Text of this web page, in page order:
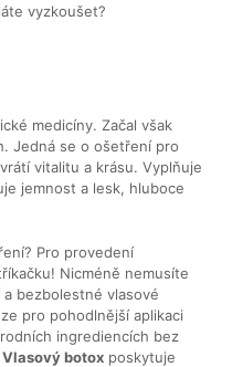
vyzkoušet?
medicíny. Začal však
Jedná se o ošetření pro
vitalitu a krásu. Vyplňuje
jemnost a lesk, hluboce
Pro provedení
Nicméně nemusíte
bezbolestné vlasové
pro pohodlnější aplikaci
ingrediencích bez
Vlasový botox poskytuje